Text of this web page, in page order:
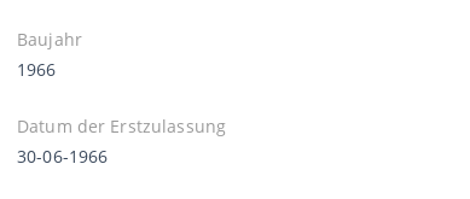
Baujahr
1966
Datum der Erstzulassung
30-06-1966